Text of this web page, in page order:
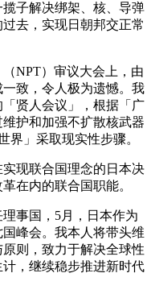
子解决绑架、核、导弹
去，实现日朝邦交正常
NPT）审议大会上，由
致，令人极为遗憾。我
贤人会议」，根据「广
护和加强不扩散核武器
界」采取现实性步骤。
现联合国理念的日本决
在内的联合国职能。
事国，5月，日本作为
峰会。我本人将带头维
则，致力于解决全球性
，继续稳步推进新时代